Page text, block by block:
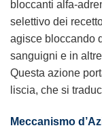
bloccanti alfa-
selettivo dei
agisce bloccando
sanguigni e in
Questa azione
liscia, che si
Meccanismo